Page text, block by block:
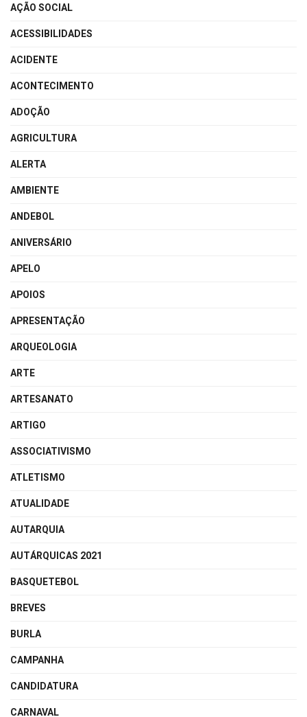
AÇÃO SOCIAL
ACESSIBILIDADES
ACIDENTE
ACONTECIMENTO
ADOÇÃO
AGRICULTURA
ALERTA
AMBIENTE
ANDEBOL
ANIVERSÁRIO
APELO
APOIOS
APRESENTAÇÃO
ARQUEOLOGIA
ARTE
ARTESANATO
ARTIGO
ASSOCIATIVISMO
ATLETISMO
ATUALIDADE
AUTARQUIA
AUTÁRQUICAS 2021
BASQUETEBOL
BREVES
BURLA
CAMPANHA
CANDIDATURA
CARNAVAL